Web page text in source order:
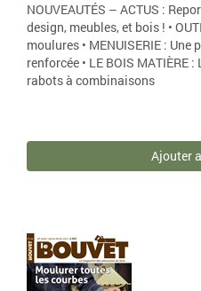
NOUVEAUTÉS – ACTUS :
design, meubles, et bois ! •
moulures • MENUISERIE : Une
renforcée • LE BOIS MATIÈRE
rabots à combinaisons
Ajouter